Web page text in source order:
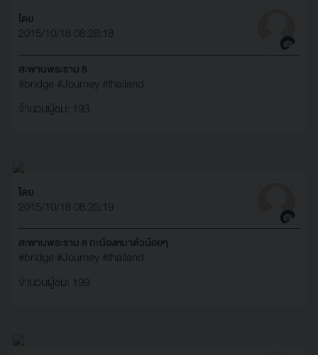
โดย
2015/10/18 08:28:18
สะพานพระราม 8
#bridge #Journey #thailand
จำนวนผู้ชม: 193
โดย
2015/10/18 08:25:19
สะพานพระราม 8 กะน้องหมาตัวน้อยๆ
#bridge #Journey #thailand
จำนวนผู้ชม: 199